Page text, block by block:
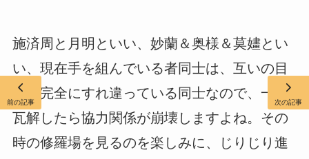
施済周と月明といい、妙蘭＆奥様＆莫嫿とい
い、現在手を組んでいる者同士は、互いの目
的が完全にすれ違っている同士なので、一度
瓦解したら協力関係が崩壊しますよね。その
時の修羅場を見るのを楽しみに、じりじり進
前の記事 次の記事